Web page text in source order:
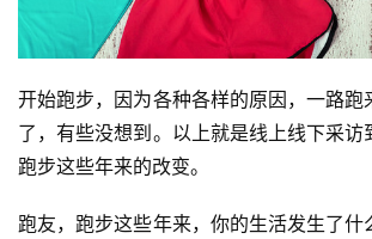
开始跑步，因为各种各样的原因，一路跑
了，有些没想到。以上就是线上线下采访
跑步这些年来的改变。
跑友，跑步这些年来，你的生活发生了什